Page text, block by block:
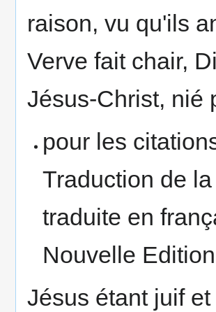
raison, vu qu'ils
Verve fait chair,
Jésus-Christ, nié
pour les
Traduction de
traduite en
Nouvelle
Jésus étant juif